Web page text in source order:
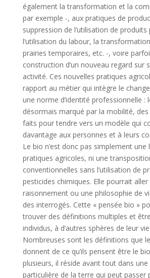
également la transformation et la
par exemple -, aux pratiques de
suppression de l’utilisation de
l’utilisation du labour, la
prairies temporaires, etc. -, voire
construction d’un nouveau regard sur
activité. Ces nouvelles pratiques
rapport au métier qui intègre le
une norme d’identité professionnelle :
désormais marqué par la mobilité,
faits pour tendre vers un modèle qui
davantage aux personnes et à leurs
Le bio n’est donc pas simplement une
pratiques agricoles, ni une
conventionnelles sans l’utilisation de
pesticides chimiques. Elle pourrait aller
raisonnement ou une philosophie de
des interrogés. Cette « pensée bio »
trouver des définitions multiples et
individus, à d’autres sphères de leur
Nombreuses sont les définitions que
donnent de ce qu’ils pensent être le
plusieurs, il réside avant tout dans une
particulière de la terre qui peut passer